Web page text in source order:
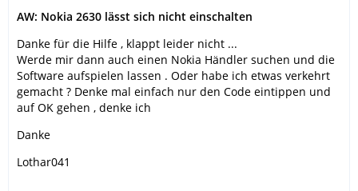
AW: Nokia 2630 lässt sich nicht einschalten
Danke für die Hilfe , klappt leider nicht ...
Werde mir dann auch einen Nokia Händler suchen und die
Software aufspielen lassen . Oder habe ich etwas verkehrt
gemacht ? Denke mal einfach nur den Code eintippen und
auf OK gehen , denke ich
Danke
Lothar041